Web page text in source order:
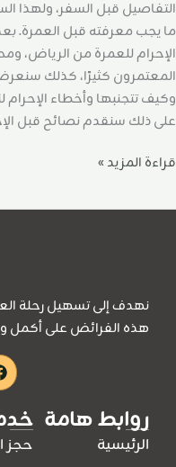
التفاصيل قبل السفر، ولهذا
ما يجب معرفته قبل العمرة.
الإحرام للعمرة من الرياض،
المعتمرون كثيرًا، كذلك سنعرض
وكيف تتجنبها وأخطاء
على ذلك سنقدم نصائح قبل
قراءة المزيد »
نهدف إلى تسهيل رحلة
هذه الفرائض على أكمل
روابط هامة
الرئيسية
حجز